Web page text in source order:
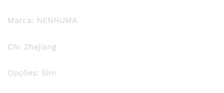
Marca: NENHUMA
CN: Zhejiang
Opções: Sim